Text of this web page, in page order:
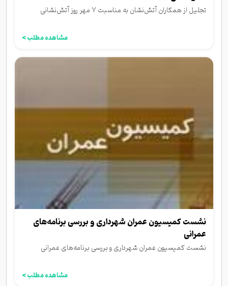
تجلیل از همکاران آتش‌نشان به مناسبت ۷ مهر روز آتش‌نشانی
مشاهده مطلب >
نشست کمیسیون عمران شهرداری و بررسی برنامه‌های
عمرانی
نشست کمیسیون عمران شهرداری و بررسی برنامه‌های عمرانی
مشاهده مطلب >